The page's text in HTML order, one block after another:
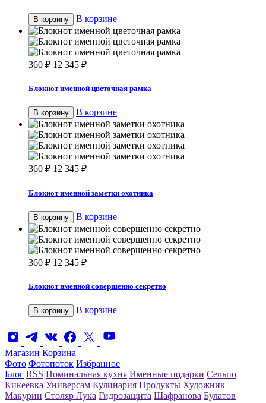
В корзину В корзине
360 ₽ 12 345 ₽
Блокнот именной цветочная рамка
В корзину В корзине
360 ₽ 12 345 ₽
Блокнот именной заметки охотника
В корзину В корзине
360 ₽ 12 345 ₽
Блокнот именной совершенно секретно
В корзину В корзине
Магазин Корзина
Фото Фотопоток Избранное
Блог RSS Поминальная кухня Именные подарки Сельпо
Кикеевка Универсам Кулинария Продукты Художник
Макурин Столяр Лука Гидрозащита Шафранова Булатов